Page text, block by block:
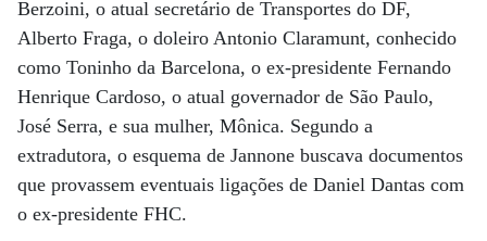
Berzoini, o atual secretário de Transportes do DF,
Alberto Fraga, o doleiro Antonio Claramunt, conhecido
como Toninho da Barcelona, o ex-presidente Fernando
Henrique Cardoso, o atual governador de São Paulo,
José Serra, e sua mulher, Mônica. Segundo a
extradutora, o esquema de Jannone buscava documentos
que provassem eventuais ligações de Daniel Dantas com
o ex-presidente FHC.